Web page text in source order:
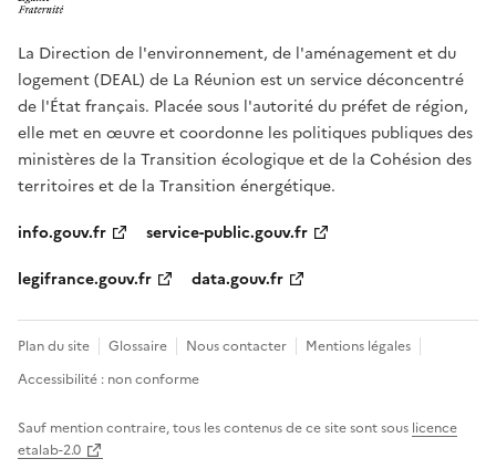
La Direction de l'environnement, de l'aménagement et du
logement (DEAL) de La Réunion est un service déconcentré
de l'État français. Placée sous l'autorité du préfet de région,
elle met en œuvre et coordonne les politiques publiques des
ministères de la Transition écologique et de la Cohésion des
territoires et de la Transition énergétique.
info.gouv.fr
service-public.gouv.fr
legifrance.gouv.fr
data.gouv.fr
Plan du site Glossaire Nous contacter
Mentions légales
Accessibilité : non conforme
Sauf mention contraire, tous les contenus de ce site sont sous licence
etalab-2.0